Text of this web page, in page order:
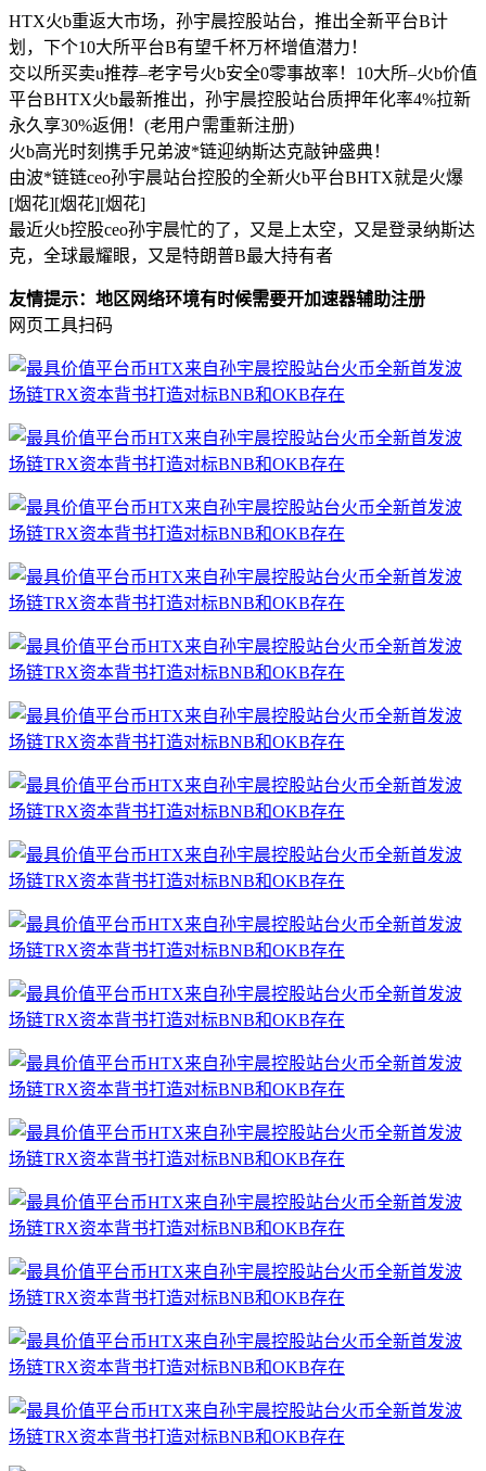
HTX火b重返大市场，孙宇晨控股站台，推出全新平台B计
划，下个10大所平台B有望千杯万杯增值潜力！
交以所买卖u推荐–老字号火b安全0零事故率！10大所–火b价值
平台BHTX火b最新推出，孙宇晨控股站台质押年化率4%拉新
永久享30%返佣！(老用户需重新注册)
火b高光时刻携手兄弟波*链迎纳斯达克敲钟盛典！
由波*链链ceo孙宇晨站台控股的全新火b平台BHTX就是火爆
[烟花][烟花][烟花]
最近火b控股ceo孙宇晨忙的了，又是上太空，又是登录纳斯达
克，全球最耀眼，又是特朗普B最大持有者
友情提示：地区网络环境有时候需要开加速器辅助注册
网页工具扫码